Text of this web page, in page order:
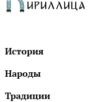
История
Народы
Традиции